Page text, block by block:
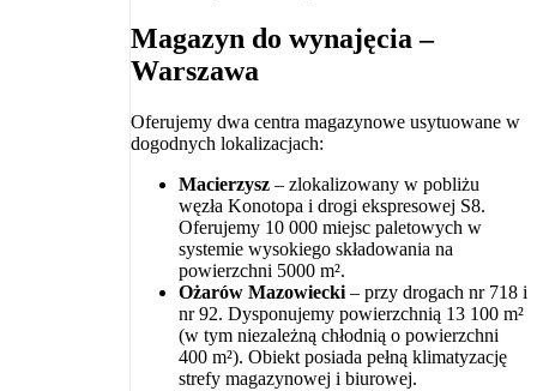
Magazyn do wynajęcia –
Warszawa
Oferujemy dwa centra magazynowe usytuowane w
dogodnych lokalizacjach:
Macierzysz – zlokalizowany w pobliżu
węzła Konotopa i drogi ekspresowej S8.
Oferujemy 10 000 miejsc paletowych w
systemie wysokiego składowania na
powierzchni 5000 m².
Ożarów Mazowiecki – przy drogach nr 718 i
nr 92. Dysponujemy powierzchnią 13 100 m²
(w tym niezależną chłodnią o powierzchni
400 m²). Obiekt posiada pełną klimatyzację
strefy magazynowej i biurowej.